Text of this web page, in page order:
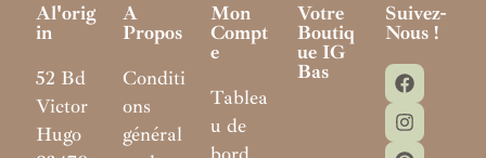
Al'orig
In
52 Bd
Victor
Hugo
A
Propos
Conditi
ons
général
Mon
Compt
E
Tablea
u de
Votre
Boutiq
Ue IG
Bas
Suivez-
Nous !